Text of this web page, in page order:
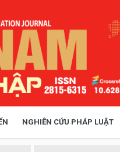
NGHIÊN CỨU PHÁP LUẬT